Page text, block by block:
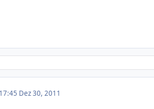
Dez 30, 2011